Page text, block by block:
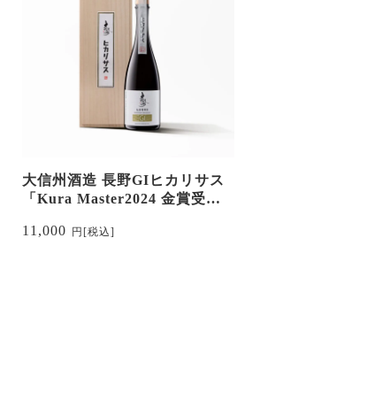
大信州酒造 長野GIヒカリサス
「Kura Master2024 金賞受
11,000 円 [税込]